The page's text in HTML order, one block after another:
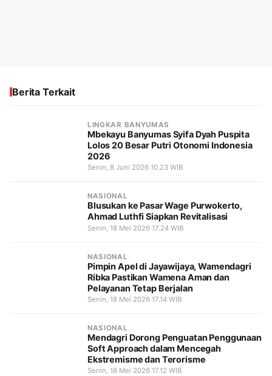
Berita Terkait
LINGKAR BANYUMAS
Mbekayu Banyumas Syifa Dyah Puspita
Lolos 20 Besar Putri Otonomi Indonesia
2026
Senin, 8 Juni 2026 10.23 WIB
NASIONAL
Blusukan ke Pasar Wage Purwokerto,
Ahmad Luthfi Siapkan Revitalisasi
Senin, 18 Mei 2026 17.24 WIB
NASIONAL
Pimpin Apel di Jayawijaya, Wamendagri
Ribka Pastikan Wamena Aman dan
Pelayanan Tetap Berjalan
Senin, 18 Mei 2026 17.14 WIB
NASIONAL
Mendagri Dorong Penguatan Penggunaan
Soft Approach dalam Mencegah
Ekstremisme dan Terorisme
Senin, 18 Mei 2026 17.12 WIB